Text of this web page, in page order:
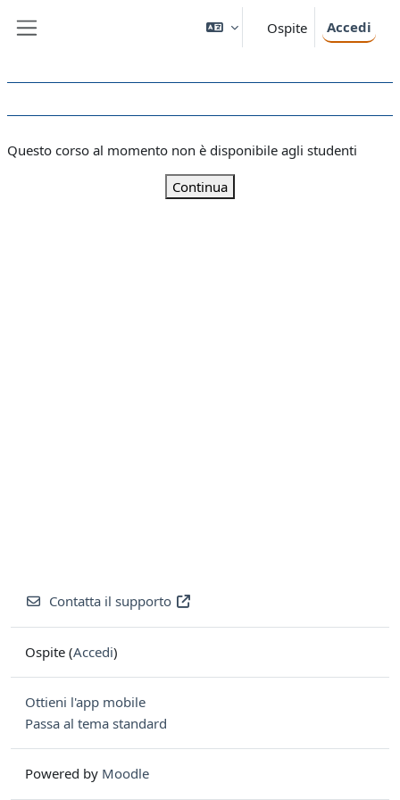
Ospite Accedi
Questo corso al momento non è disponibile agli studenti
Continua
Contatta il supporto
Ospite (Accedi)
Ottieni l'app mobile
Passa al tema standard
Powered by Moodle